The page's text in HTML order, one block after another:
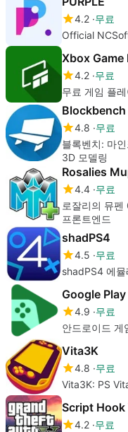
4.2 무료
Official
Xbox Game
4.2 무료
무료 게임 플
Blockbench
4.8 무료
블록벤치: 마
3D 모델링
Rosalies
4.4 무료
로잘리의 뮤
프론트엔드
shadPS4
4.5 무료
shadPS4 에
4.9 무료
안드로이드 게
Vita3K
4.8 무료
Vita3K: PS
Script Hook
4.2 무료